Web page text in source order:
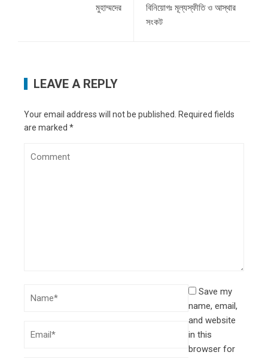
মুহাম্মদের
বিনিয়োগঃ মূল্যস্ফীতি ও আস্থার
সংকট
LEAVE A REPLY
Your email address will not be published.
Required fields
are marked *
Save my
name, email,
and website
in this
browser for